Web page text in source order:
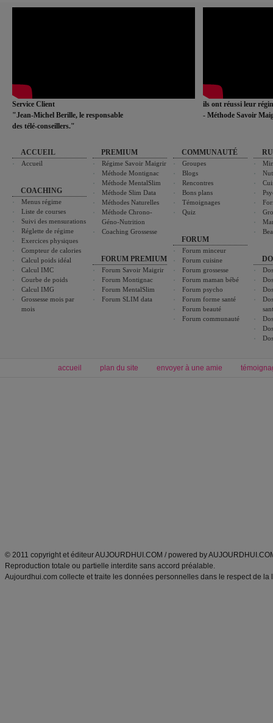
Service Client
"Jean-Michel Berille, le responsable
des télé-conseillers."
ils ont réussi leur
- Méthode Savoir
ACCUEIL
Accueil
COACHING
Menus régime
Liste de courses
Suivi des mensurations
Réglette de régime
Exercices physiques
Compteur de calories
Calcul poids idéal
Calcul IMC
Courbe de poids
Calcul IMG
Grossesse mois par
mois
PREMIUM
Régime Savoir Maigrir
Méthode Montignac
Méthode MentalSlim
Méthode Slim Data
Méthodes Naturelles
Méthode Chrono-
Géno-Nutrition
Coaching Grossesse
FORUM PREMIUM
Forum Savoir Maigrir
Forum Montignac
Forum MentalSlim
Forum SLIM data
COMMUNAUTÉ
Groupes
Blogs
Rencontres
Bons plans
Témoignages
Quiz
FORUM
Forum minceur
Forum cuisine
Forum grossesse
Forum maman bébé
Forum psycho
Forum forme santé
Forum beauté
Forum communauté
accueil plan du site envoyer à une amie
© 2011 copyright et éditeur AUJOURDHUI.COM / powered by
Reproduction totale ou partielle interdite sans accord préalable.
Aujourdhui.com collecte et traite les données personnelles dans le respect de